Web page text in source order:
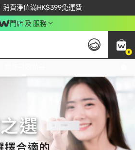
消費淨值滿HK$399免運費
為易賞錢會員盡享獨家優惠
買滿$450 輸入 NEWAPP 即減$50
門店 及 服務
0
found